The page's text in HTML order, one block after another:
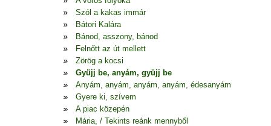
Szól a kakas immár
Bátori Kalára
Bánod, asszony, bánod
Felnőtt az út mellett
Zörög a kocsi
Gyüjj be, anyám, gyüjj be
Anyám, anyám, anyám, anyám, édesanyám
Gyere ki, szívem
A piac közepén
Mária, / Tekints reánk mennyből